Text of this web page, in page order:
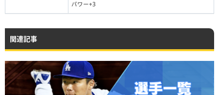
パワー+3
関連記事